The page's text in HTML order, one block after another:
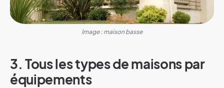
Image : maison basse
3. Tous les types de maisons par
équipements